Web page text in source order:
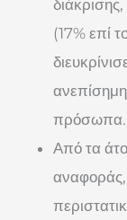
διάκρισης,
(17% επί
πρόσωπα.
Από τα
αναφοράς,